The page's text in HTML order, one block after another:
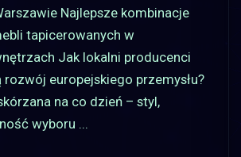
Najlepsze kombinacje
tapicerowanych w
Jak lokalni producenci
rozwój europejskiego przemysłu?
na co dzień – styl,
wyboru ...